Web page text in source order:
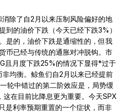
除了自2月以来压制风险偏好的地
到的油价下跌（今天已经下跌3%）
是的，油价下跌是通缩性的，但我
币已经与传统的通胀对冲脱钩。市
且月度下跌25%的情况下显得*过于
均衡。鲸鱼们自2月以来已经提前
轮中错过的第二阶效应是，局势缓
在目前比降息更为重要。今天SPX
是利率预期重置的一个症状，而非